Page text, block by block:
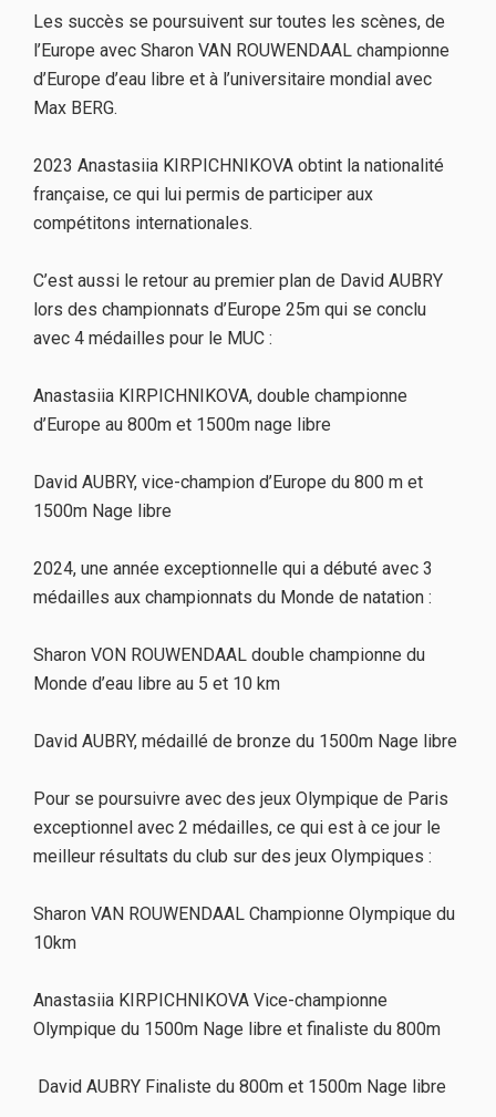
Les succès se poursuivent sur toutes les scènes, de
l’Europe avec Sharon VAN ROUWENDAAL championne
d’Europe d’eau libre et à l’universitaire mondial avec
Max BERG.
2023 Anastasiia KIRPICHNIKOVA obtint la nationalité
française, ce qui lui permis de participer aux
compétitons internationales.
C’est aussi le retour au premier plan de David AUBRY
lors des championnats d’Europe 25m qui se conclu
avec 4 médailles pour le MUC :
Anastasiia KIRPICHNIKOVA, double championne
d’Europe au 800m et 1500m nage libre
David AUBRY, vice-champion d’Europe du 800 m et
1500m Nage libre
2024, une année exceptionnelle qui a débuté avec 3
médailles aux championnats du Monde de natation :
Sharon VON ROUWENDAAL double championne du
Monde d’eau libre au 5 et 10 km
David AUBRY, médaillé de bronze du 1500m Nage libre
Pour se poursuivre avec des jeux Olympique de Paris
exceptionnel avec 2 médailles, ce qui est à ce jour le
meilleur résultats du club sur des jeux Olympiques :
Sharon VAN ROUWENDAAL Championne Olympique du
10km
Anastasiia KIRPICHNIKOVA Vice-championne
Olympique du 1500m Nage libre et finaliste du 800m
David AUBRY Finaliste du 800m et 1500m Nage libre